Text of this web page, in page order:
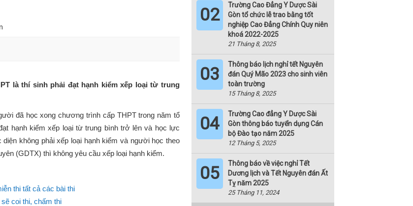
là thí sinh phải đạt hạnh kiểm xếp loại từ trung
đã học xong chương trình cấp THPT trong năm tổ
hạnh kiểm xếp loại từ trung bình trở lên và học lực
không phải xếp loại hạnh kiểm và người học theo
(GDTX) thì không yêu cầu xếp loại hạnh kiểm.
thi tất cả các bài thi
coi thi, chấm thi
02
Trường Cao Đẳng Y Dược Sài
Gòn tổ chức lễ trao bằng tốt
nghiệp Cao Đẳng Chính Quy niên
khoá 2022-2025
21 Tháng 8, 2025
03
Thông báo lịch nghỉ tết Nguyên
đán Quý Mão 2023 cho sinh viên
toàn trường
15 Tháng 8, 2025
04
Trường Cao đẳng Y Dược Sài
Gòn thông báo tuyển dụng Cán
bộ Đào tạo năm 2025
12 Tháng 5, 2025
05
Thông báo về việc nghỉ Tết
Dương lịch và Tết Nguyên đán Ất
Tỵ năm 2025
25 Tháng 11, 2024